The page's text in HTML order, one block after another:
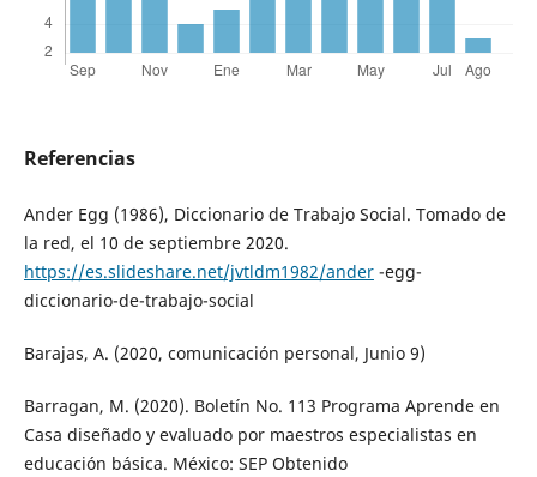
Referencias
Ander Egg (1986), Diccionario de Trabajo Social. Tomado de
la red, el 10 de septiembre 2020.
https://es.slideshare.net/jvtldm1982/ander-egg-
diccionario-de-trabajo-social
Barajas, A. (2020, comunicación personal, Junio 9)
Barragan, M. (2020). Boletín No. 113 Programa Aprende en
Casa diseñado y evaluado por maestros especialistas en
educación básica. México: SEP Obtenido